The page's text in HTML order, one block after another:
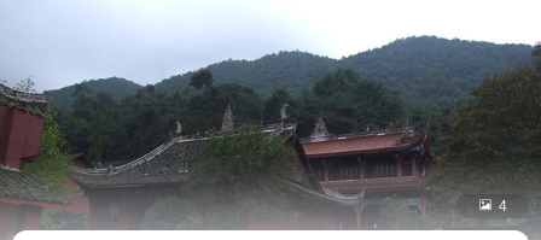
 4